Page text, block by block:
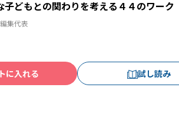
どもとの関わりを考える４４のワーク
集代表
に入れる 試し読み